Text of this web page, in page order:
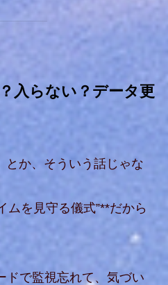
入らない？データ更
とか、そういう話じゃな
ムを見守る儀式”**だから
ドで監視忘れて、気づい